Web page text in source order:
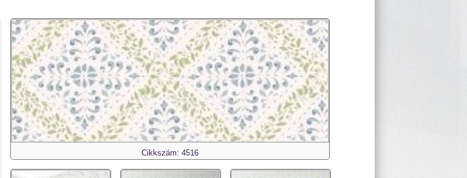
Cikkszám: 4516